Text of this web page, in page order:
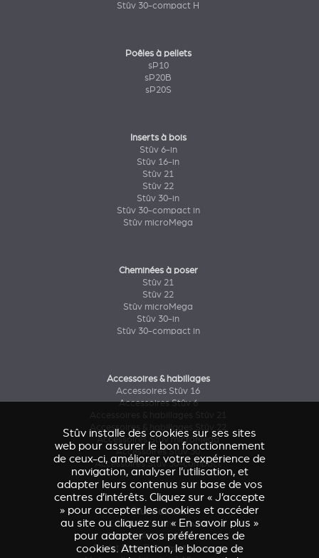
Stûv 30-compact H
Poêles à pellets
sP10
sP20B
sP20S
Inserts à bois
Stûv 6-in
Stûv 16-in
Stûv 21
Stûv 22
Stûv 30-in
Stûv 30-compact in
Stûv microMega
Cheminées à poser
Stûv 21
Stûv 22
Stûv microMega
Stûv 30-in
Stûv 30-compact in
Accessoires & habillages
Accessoires Stûv 16
Accessoires Stûv 6
Accessoires & habillages Stûv 22
Accessoires Stûv microMega
Accessoires Stûv 30
Accessoires Stûv 30-compact
Étude de cas
Caresse d'Avenir (Stûv 22)
Maison Astronef(Stûv 21)
Chalet Pics-Bois(Stûv 30 compact)
Stûv installe des cookies sur ses sites
web pour assurer le bon fonctionnement
de ceux-ci, améliorer votre expérience de
navigation, analyser l’utilisation, et
adapter leurs contenus sur base de vos
centres d’intérêts. Cliquez sur « J’accepte
» pour accepter les cookies et accéder
au site ou cliquez sur « En savoir plus »
pour adapter vos préférences de
cookies. Attention, le blocage de